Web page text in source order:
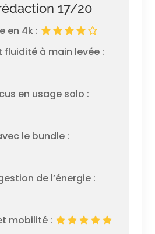
17/20
en 4k :
à main levée :
en usage solo :
le bundle :
de l’énergie :
mobilité :